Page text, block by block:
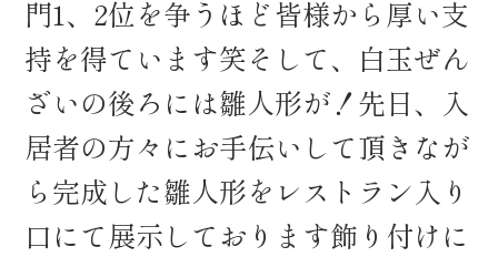
門1、2位を争うほど皆様から厚い支
持を得ています笑そして、白玉ぜん
ざいの後ろには雛人形が！先日、入
居者の方々にお手伝いして頂きなが
ら完成した雛人形をレストラン入り
口にて展示しております飾り付けに